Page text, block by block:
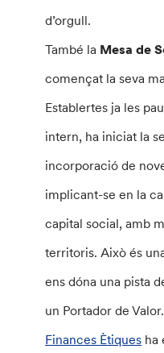
d’orgull.
També la Mesa de
començat la seva
Establertes ja les
intern, ha iniciat la
incorporació de
implicant-se en la
capital social, amb
territoris. Això és
ens dóna una pista
un Portador de
Finances Ètiques ha